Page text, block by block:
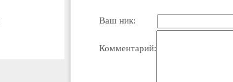
Ваш ник:
Комментарий: